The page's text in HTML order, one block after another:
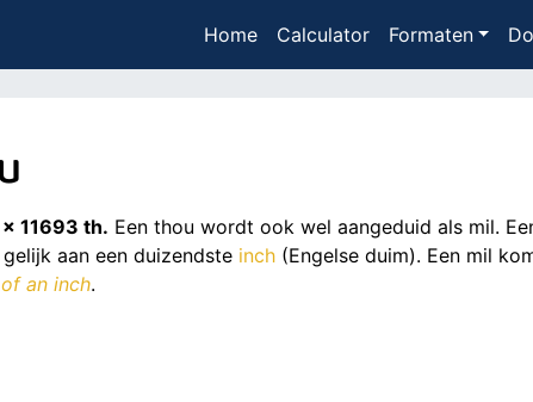
Home Calculator Formaten
11693 th. Een thou wordt ook wel aangeduid als mil.
aan een duizendste inch (Engelse duim). Een mil
an inch.